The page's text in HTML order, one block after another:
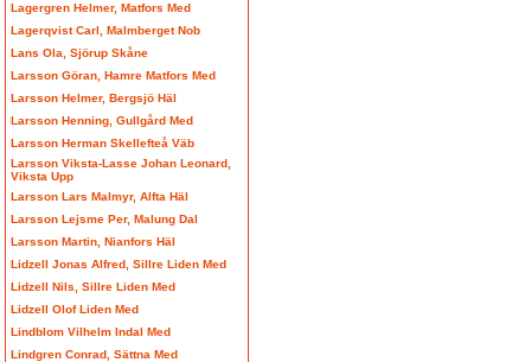
Lagergren Helmer, Matfors Med
Lagerqvist Carl, Malmberget Nob
Lans Ola, Sjörup Skåne
Larsson Göran, Hamre Matfors Med
Larsson Helmer, Bergsjö Häl
Larsson Henning, Gullgård Med
Larsson Herman Skellefteå Väb
Larsson Viksta-Lasse Johan Leonard,
Viksta Upp
Larsson Lars Malmyr, Alfta Häl
Larsson Lejsme Per, Malung Dal
Larsson Martin, Nianfors Häl
Lidzell Jonas Alfred, Sillre Liden Med
Lidzell Nils, Sillre Liden Med
Lidzell Olof Liden Med
Lindblom Vilhelm Indal Med
Lindgren Conrad, Sättna Med